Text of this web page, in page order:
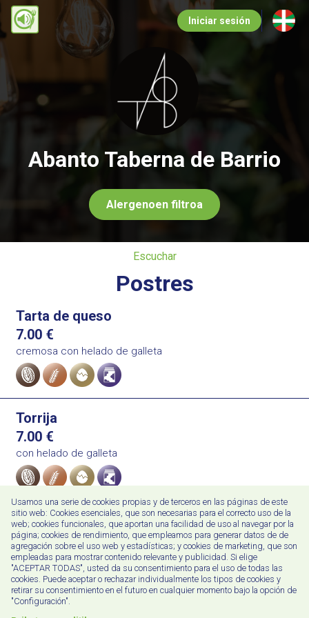
Pasar
al
contenido
Iniciar sesión
Abanto Taberna de Barrio
Alergenoen filtroa
Escuchar
Postres
Tarta de queso
7.00 €
cremosa con helado de galleta
Alergenoak
Torrija
7.00 €
con helado de galleta
Alergenoak
TARTA DE CHOCOLATE
6.75€
con helado
Alergenoak
Usamos una serie de cookies propias y de terceros en las páginas de este
sitio web: Cookies esenciales, que son necesarias para el correcto uso de la
web; cookies funcionales, que aportan una facilidad de uso al navegar por la
página; cookies de rendimiento, que empleamos para generar datos de de
agregación sobre el uso web y estadísticas; y cookies de marketing, que son
empleadas para mostrar contenido relevante y publicidad. Si elige
"ACEPTAR TODAS", usted da su consentimiento para el uso de todas las
cookies. Puede aceptar o rechazar individualmente los tipos de cookies y
retirar su consentimiento en el futuro en cualquier momento bajo la opción de
"Configuración".